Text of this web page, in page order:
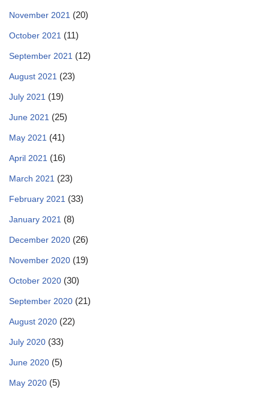
November 2021 (20)
October 2021 (11)
September 2021 (12)
August 2021 (23)
July 2021 (19)
June 2021 (25)
May 2021 (41)
April 2021 (16)
March 2021 (23)
February 2021 (33)
January 2021 (8)
December 2020 (26)
November 2020 (19)
October 2020 (30)
September 2020 (21)
August 2020 (22)
July 2020 (33)
June 2020 (5)
May 2020 (5)